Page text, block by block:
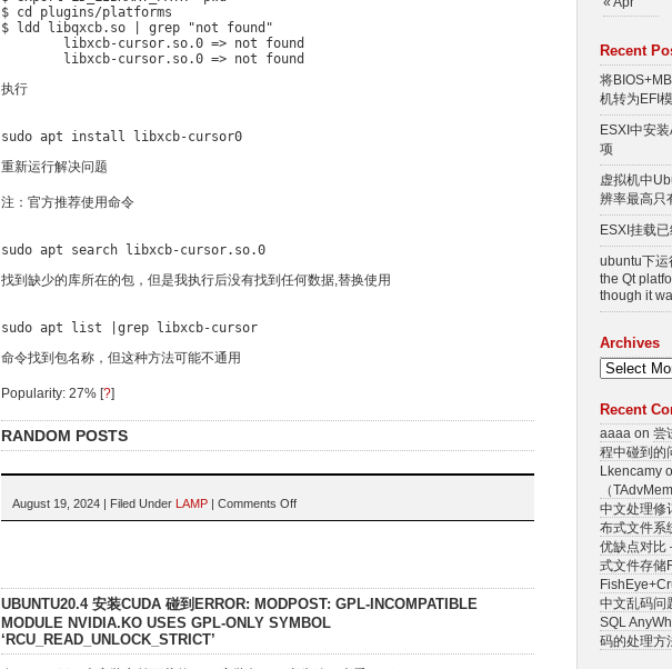
$ cd plugins/platforms
$ ldd libqxcb.so | grep "not found"
执行
重新运行解决问题
注：官方推荐使用命令
找到缺少的库所在的包，但是我执行后没有找到任何数据,替换使用
命令找到包名称，但这种方法可能不通用
Popularity: 27% [?]
RANDOM POSTS
August 19, 2024 | Filed Under LAMP | Comments Off
UBUNTU20.4 安装CUDA 碰到ERROR: MODPOST: GPL-INCOMPATIBLE
MODULE NVIDIA.KO USES GPL-ONLY SYMBOL
‘RCU_READ_UNLOCK_STRICT’
Recent
将
机转为EFI
ESXI中安
项
虚拟机中
辨率最高只
ESXI挂载
ubuntu下
the Qt
though it
Archives
Recent
aaaa on 尝
程中碰到的
Lkencamy
（
中文处理修
布式文件系
优缺点对比
式文件存储
中文乱码问
SQL
码的处理方